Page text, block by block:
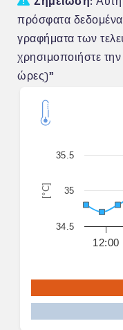
πρόσφατα δεδομένα
γραφήματα των
χρησιμοποιήστε
ώρες)"
[°C]
12:00
34.5
35
35.5